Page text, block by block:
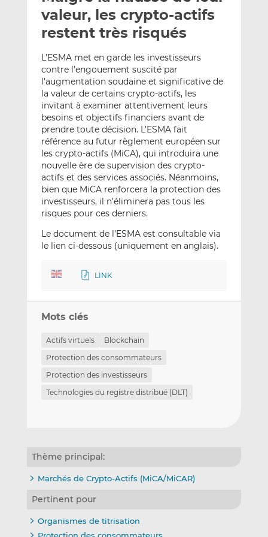
e
r
p
e
m
a
i
l
g
e
r
r
L
i
n
k
e
d
I
n
g
e
r
r
F
a
c
e
b
o
o
k
valeur, les crypto-actifs
restent très risqués
L’ESMA met en garde les investisseurs
contre l’engouement suscité par
l’augmentation soudaine et significative de
la valeur de certains crypto-actifs, les
invitant à examiner attentivement leurs
besoins et objectifs financiers avant de
prendre toute décision. L’ESMA fait
référence au futur règlement européen sur
les crypto-actifs (MiCA), qui introduira une
nouvelle ère de supervision des crypto-
actifs et des services associés. Néanmoins,
bien que MiCA renforcera la protection des
investisseurs, il n’éliminera pas tous les
risques pour ces derniers.
Le document de l’ESMA est consultable via
le lien ci-dessous (uniquement en anglais).
LINK
Mots clés
Actifs virtuels
Blockchain
Protection des consommateurs
Protection des investisseurs
Technologies du registre distribué (DLT)
Thème principal:
Marchés de Crypto-Actifs (MiCA/MiCAR)
Pertinent pour
Organismes de titrisation